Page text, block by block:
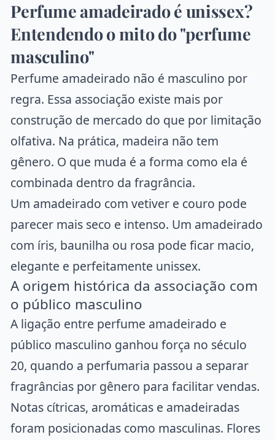
Perfume amadeirado é unissex?
Entendendo o mito do "perfume
masculino"
Perfume amadeirado não é masculino por
regra. Essa associação existe mais por
construção de mercado do que por limitação
olfativa. Na prática, madeira não tem
gênero. O que muda é a forma como ela é
combinada dentro da fragrância.
Um amadeirado com vetiver e couro pode
parecer mais seco e intenso. Um amadeirado
com íris, baunilha ou rosa pode ficar macio,
elegante e perfeitamente unissex.
A origem histórica da associação com
o público masculino
A ligação entre perfume amadeirado e
público masculino ganhou força no século
20, quando a perfumaria passou a separar
fragrâncias por gênero para facilitar vendas.
Notas cítricas, aromáticas e amadeiradas
foram posicionadas como masculinas. Flores